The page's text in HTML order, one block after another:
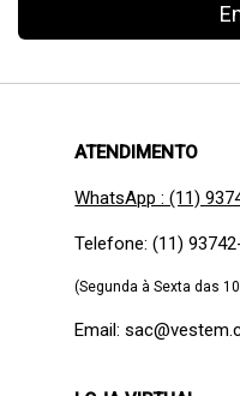
ATENDIMENTO
WhatsApp : (11)
Telefone: (11)
(Segunda à Sexta das
Email: